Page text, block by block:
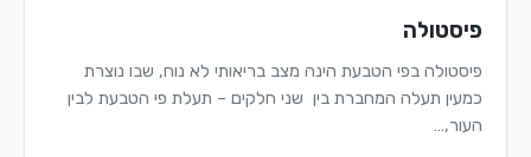
פיסטולה
פיסטולה בפי הטבעת הינה מצב בריאותי לא נוח, שבו נוצרת
כמעין תעלה המחברת בין שני חלקים – תעלת פי הטבעת לבין
העור,…